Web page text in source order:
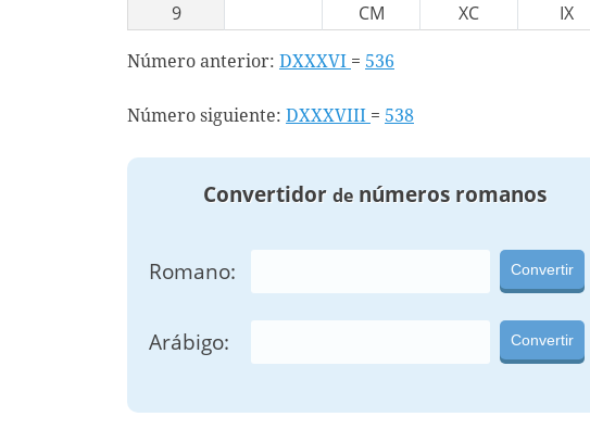
9
CM XC IX
Número anterior: DXXXVI = 536
Número siguiente: DXXXVIII = 538
Convertidor denúmeros romanos
Romano: Convertir
Arábigo: Convertir